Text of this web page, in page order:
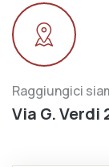
Raggiungici
Via G. Verdi